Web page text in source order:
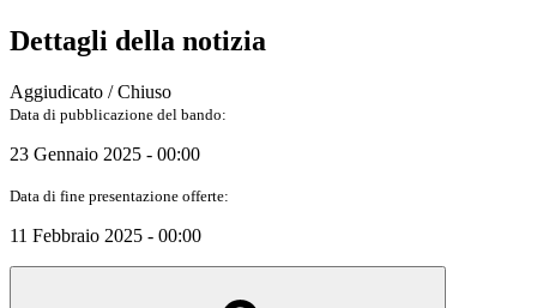
Dettagli della notizia
Aggiudicato / Chiuso
Data di pubblicazione del bando:
23 Gennaio 2025 - 00:00
Data di fine presentazione offerte:
11 Febbraio 2025 - 00:00